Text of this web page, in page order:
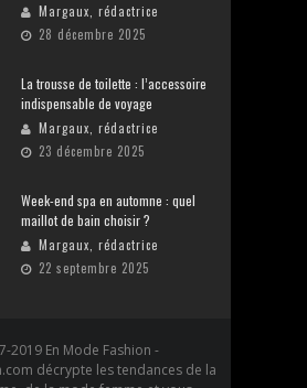
Margaux, rédactrice
28 décembre 2025
La trousse de toilette : l’accessoire
indispensable de voyage
Margaux, rédactrice
23 décembre 2025
Week-end spa en automne : quel
maillot de bain choisir ?
Margaux, rédactrice
22 septembre 2025
2019 En Mode Fashion -
décrypte les tendances de la